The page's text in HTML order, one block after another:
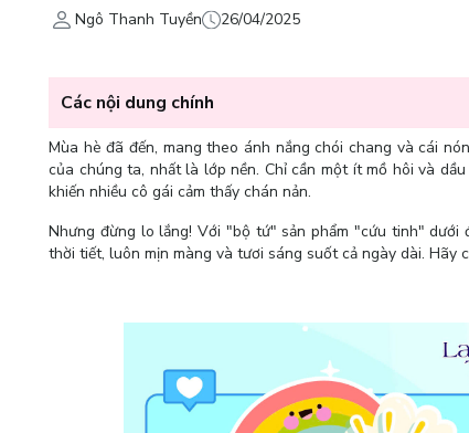
Ngô Thanh Tuyền 26/04/2025
Các nội dung chính
Mùa hè đã đến, mang theo ánh nắng chói chang và cái
của chúng ta, nhất là lớp nền. Chỉ cần một ít mồ hôi và
khiến nhiều cô gái cảm thấy chán nản.
Nhưng đừng lo lắng! Với "bộ tứ" sản phẩm "cứu tinh"
thời tiết, luôn mịn màng và tươi sáng suốt cả ngày dài. Hãy